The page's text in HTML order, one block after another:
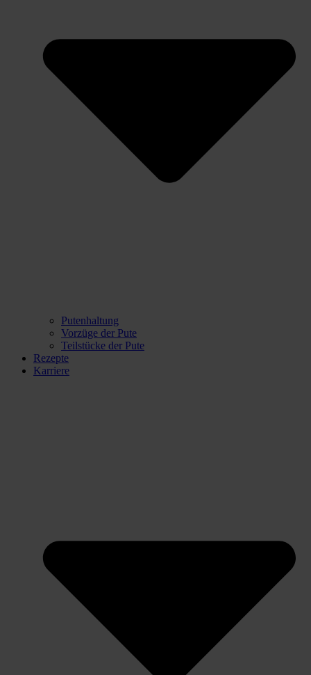
Putenhaltung
Vorzüge der Pute
Teilstücke der Pute
Rezepte
Karriere